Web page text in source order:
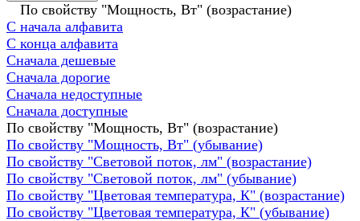
По свойству "Мощность, Вт" (возрастание)
С начала алфавита
С конца алфавита
Сначала дешевые
Сначала дорогие
Сначала недоступные
Сначала доступные
По свойству "Мощность, Вт" (возрастание)
По свойству "Мощность, Вт" (убывание)
По свойству "Световой поток, лм" (возрастание)
По свойству "Световой поток, лм" (убывание)
По свойству "Цветовая температура, К" (возрастание)
По свойству "Цветовая температура, К" (убывание)